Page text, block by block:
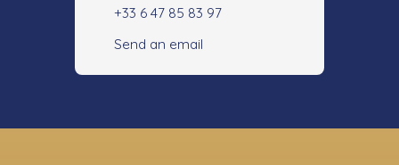
+33 6 47 85 83 97
Send an email